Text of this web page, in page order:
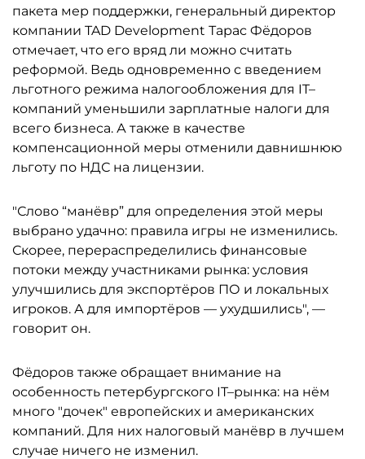
пакета мер поддержки, генеральный директор
компании TAD Development Тарас Фёдоров
отмечает, что его вряд ли можно считать
реформой. Ведь одновременно с введением
льготного режима налогообложения для IT–
компаний уменьшили зарплатные налоги для
всего бизнеса. А также в качестве
компенсационной меры отменили давнишнюю
льготу по НДС на лицензии.
"Слово “манёвр” для определения этой меры
выбрано удачно: правила игры не изменились.
Скорее, перераспределились финансовые
потоки между участниками рынка: условия
улучшились для экспортёров ПО и локальных
игроков. А для импортёров — ухудшились", —
говорит он.
Фёдоров также обращает внимание на
особенность петербургского IT–рынка: на нём
много "дочек" европейских и американских
компаний. Для них налоговый манёвр в лучшем
случае ничего не изменил.